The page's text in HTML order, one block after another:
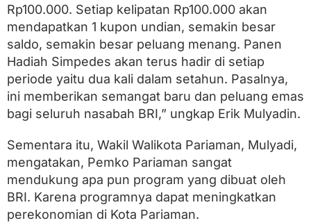
Rp100.000. Setiap kelipatan Rp100.000 akan
mendapatkan 1 kupon undian, semakin besar
saldo, semakin besar peluang menang. Panen
Hadiah Simpedes akan terus hadir di setiap
periode yaitu dua kali dalam setahun. Pasalnya,
ini memberikan semangat baru dan peluang emas
bagi seluruh nasabah BRI,” ungkap Erik Mulyadin.
Sementara itu, Wakil Walikota Pariaman, Mulyadi,
mengatakan, Pemko Pariaman sangat
mendukung apa pun program yang dibuat oleh
BRI. Karena programnya dapat meningkatkan
perekonomian di Kota Pariaman.